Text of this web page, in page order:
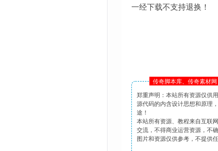
一经下载不支持退换！
传奇脚本库、传奇素材
郑重声明：本站所有资源仅供
源代码的内含设计思想和原理
途！
本站所有资源、教程来自互联
交流，不得商业运营资源，不
图片和资源仅供参考，不提供